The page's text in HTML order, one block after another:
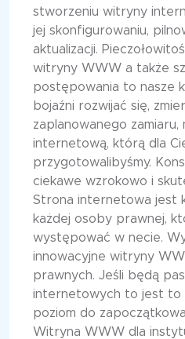
stworzeniu witryny
jej skonfigurowaniu,
aktualizacji.
witryny WWW a także
postępowania to nasze
bojaźni rozwijać się,
zaplanowanego
internetową, którą dla
przygotowalibyśmy.
ciekawe wzrokowo i
Strona internetowa jest
każdej osoby prawnej,
występować w necie.
innowacyjne witryny
prawnych. Jeśli będą
internetowych to jest to
poziom do
Witryna WWW dla